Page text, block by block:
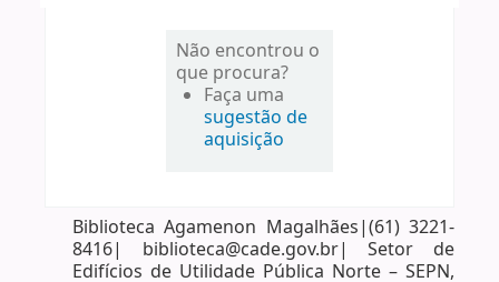
Não encontrou o
que procura?
Faça uma
sugestão de
aquisição
Biblioteca Agamenon Magalhães|(61) 3221-
8416| biblioteca@cade.gov.br| Setor de
Edifícios de Utilidade Pública Norte – SEPN,